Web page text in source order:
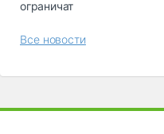
ограничат
Все новости